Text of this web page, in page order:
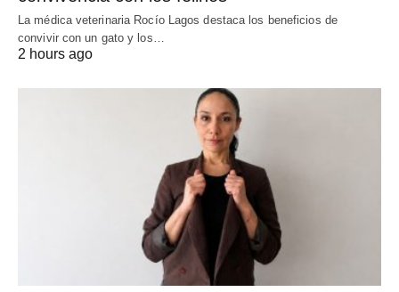
La médica veterinaria Rocío Lagos destaca los beneficios de
convivir con un gato y los…
2 hours ago